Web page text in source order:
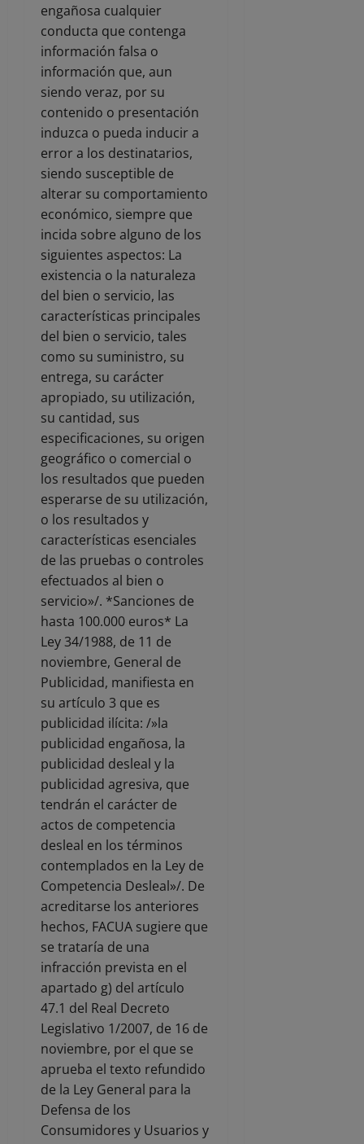
engañosa cualquier
conducta que contenga
información falsa o
información que, aun
siendo veraz, por su
contenido o presentación
induzca o pueda inducir a
error a los destinatarios,
siendo susceptible de
alterar su comportamiento
económico, siempre que
incida sobre alguno de los
siguientes aspectos: La
existencia o la naturaleza
del bien o servicio, las
características principales
del bien o servicio, tales
como su suministro, su
entrega, su carácter
apropiado, su utilización,
su cantidad, sus
especificaciones, su origen
geográfico o comercial o
los resultados que pueden
esperarse de su utilización,
o los resultados y
características esenciales
de las pruebas o controles
efectuados al bien o
servicio»/. *Sanciones de
hasta 100.000 euros* La
Ley 34/1988, de 11 de
noviembre, General de
Publicidad, manifiesta en
su artículo 3 que es
publicidad ilícita: /»la
publicidad engañosa, la
publicidad desleal y la
publicidad agresiva, que
tendrán el carácter de
actos de competencia
desleal en los términos
contemplados en la Ley de
Competencia Desleal»/. De
acreditarse los anteriores
hechos, FACUA sugiere que
se trataría de una
infracción prevista en el
apartado g) del artículo
47.1 del Real Decreto
Legislativo 1/2007, de 16 de
noviembre, por el que se
aprueba el texto refundido
de la Ley General para la
Defensa de los
Consumidores y Usuarios y